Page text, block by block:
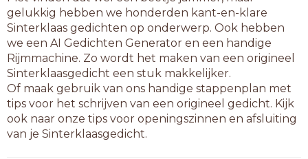
keerzangen
kerkgangen
kerkzangen
kniptangen
koorzangen
krultangen
kwabwangen
leergangen
lierzangen
lijmtangen
gelukkig hebben we honderden kant-en-klare
Sinterklaas gedichten op onderwerp. Ook hebben
we een AI Gedichten Generator en een handige
Rijmmachine. Zo wordt het maken van een origineel
Sinterklaasgedicht een stuk makkelijker.
Of maak gebruik van ons handige stappenplan met
tips voor het schrijven van een origineel gedicht. Kijk
ook naar onze tips voor openingszinnen en afsluiting
van je Sinterklaasgedicht.